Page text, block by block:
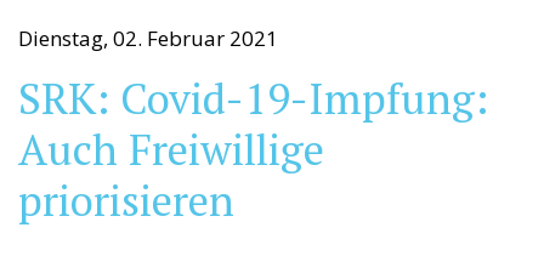
Dienstag, 02. Februar 2021
SRK: Covid-19-Impfung:
Auch Freiwillige
priorisieren